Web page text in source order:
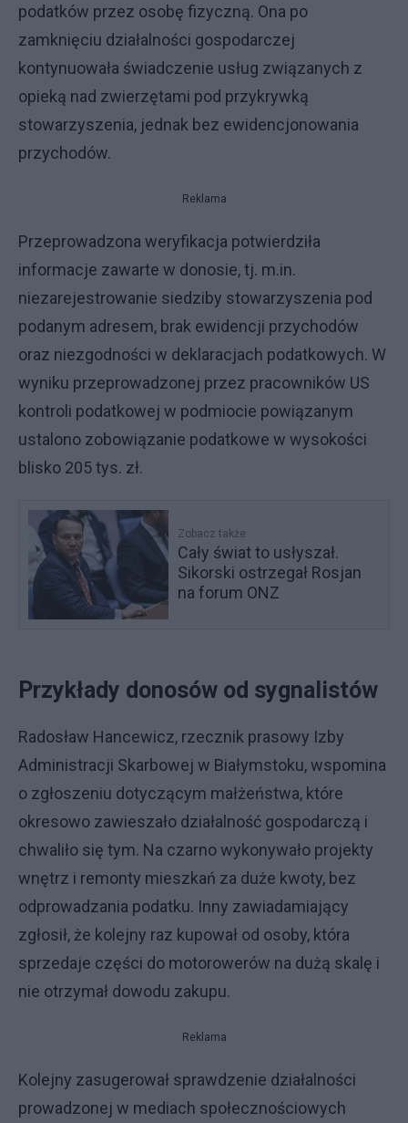
podatków przez osobę fizyczną. Ona po
zamknięciu działalności gospodarczej
kontynuowała świadczenie usług związanych z
opieką nad zwierzętami pod przykrywką
stowarzyszenia, jednak bez ewidencjonowania
przychodów.
Reklama
Przeprowadzona weryfikacja potwierdziła
informacje zawarte w donosie, tj. m.in.
niezarejestrowanie siedziby stowarzyszenia pod
podanym adresem, brak ewidencji przychodów
oraz niezgodności w deklaracjach podatkowych. W
wyniku przeprowadzonej przez pracowników US
kontroli podatkowej w podmiocie powiązanym
ustalono zobowiązanie podatkowe w wysokości
blisko 205 tys. zł.
Zobacz także
Cały świat to usłyszał.
Sikorski ostrzegał Rosjan
na forum ONZ
Przykłady donosów od sygnalistów
Radosław Hancewicz, rzecznik prasowy Izby
Administracji Skarbowej w Białymstoku, wspomina
o zgłoszeniu dotyczącym małżeństwa, które
okresowo zawieszało działalność gospodarczą i
chwaliło się tym. Na czarno wykonywało projekty
wnętrz i remonty mieszkań za duże kwoty, bez
odprowadzania podatku. Inny zawiadamiający
zgłosił, że kolejny raz kupował od osoby, która
sprzedaje części do motorowerów na dużą skalę i
nie otrzymał dowodu zakupu.
Reklama
Kolejny zasugerował sprawdzenie działalności
prowadzonej w mediach społecznościowych